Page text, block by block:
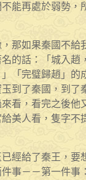
能再處於弱勢，
那如果秦國不給
的話：「城入趙
「完璧歸趙」的
到了秦國，到了
看，看完之後他
美人看，隻字不
經給了秦王，要
事－－第一件事